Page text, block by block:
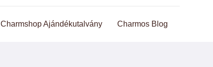
Charmshop Ajándékutalvány Charmos Blog